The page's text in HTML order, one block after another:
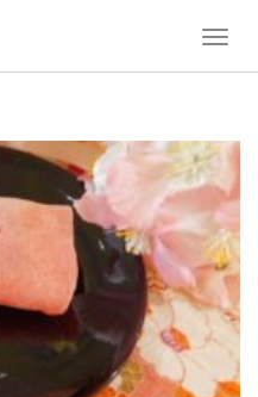
T
o
g
e
n
a
v
i
g